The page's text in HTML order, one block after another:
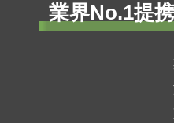
業界No.1提